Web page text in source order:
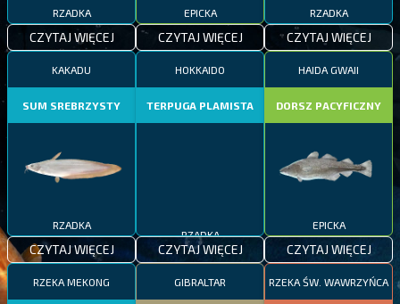
RZADKA
CZYTAJ WIĘCEJ
EPICKA
CZYTAJ WIĘCEJ
RZADKA
CZYTAJ WIĘCEJ
KAKADU
SUM SREBRZYSTY
RZADKA
CZYTAJ WIĘCEJ
HOKKAIDO
TERPUGA PLAMISTA
RZADKA
CZYTAJ WIĘCEJ
HAIDA GWAII
DORSZ PACYFICZNY
EPICKA
CZYTAJ WIĘCEJ
RZEKA MEKONG GIBRALTAR RZEKA ŚW. WAWRZYŃCA